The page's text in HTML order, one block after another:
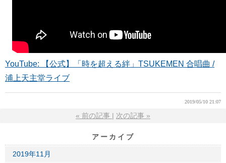
YouTube: 【公式】「時を超える絆」TSUKEMEN 合唱曲 /
浦上天主堂ライブ
2019/05/10 21:07
« 前の記事 次の記事 »
アーカイブ
2019年11月